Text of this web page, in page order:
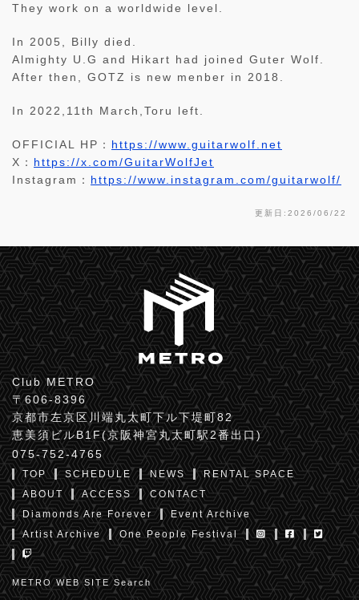
They work on a worldwide level.
In 2005, Billy died.
Almighty U.G and Hikart had joined Guter Wolf.
After then, GOTZ is new menber in 2018.
In 2022,11th March,Toru left.
OFFICIAL HP： https://www.guitarwolf.net
X： https://x.com/GuitarWolfJet
Instagram： https://www.instagram.com/guitarwolf/
更新日:2026/06/22
Club METRO
〒606-8396
京都市左京区川端丸太町下ル下堤町82
恵美須ビルB1F(京阪神宮丸太町駅2番出口)
075-752-4765
TOP SCHEDULE NEWS
RENTAL SPACE
ABOUT
ACCESS
CONTACT
Diamonds Are Forever
Event Archive
Artist Archive
One People Festival
METRO WEB SITE Search